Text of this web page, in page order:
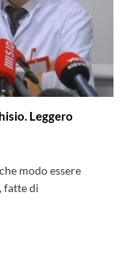
Leggero
modo essere
fatte di